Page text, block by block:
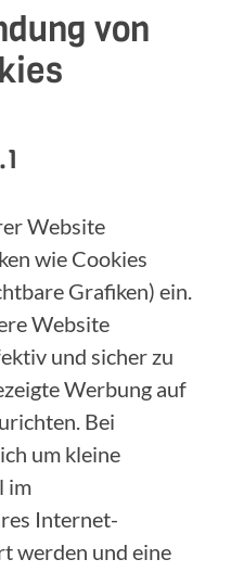
von
Website
wie Cookies
Grafiken) ein.
Website
und sicher zu
Werbung auf
Bei
um kleine
im
Internet-
werden und eine